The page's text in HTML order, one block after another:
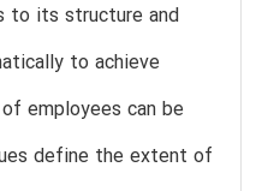
to its structure and
to achieve
employees can be
define the extent of